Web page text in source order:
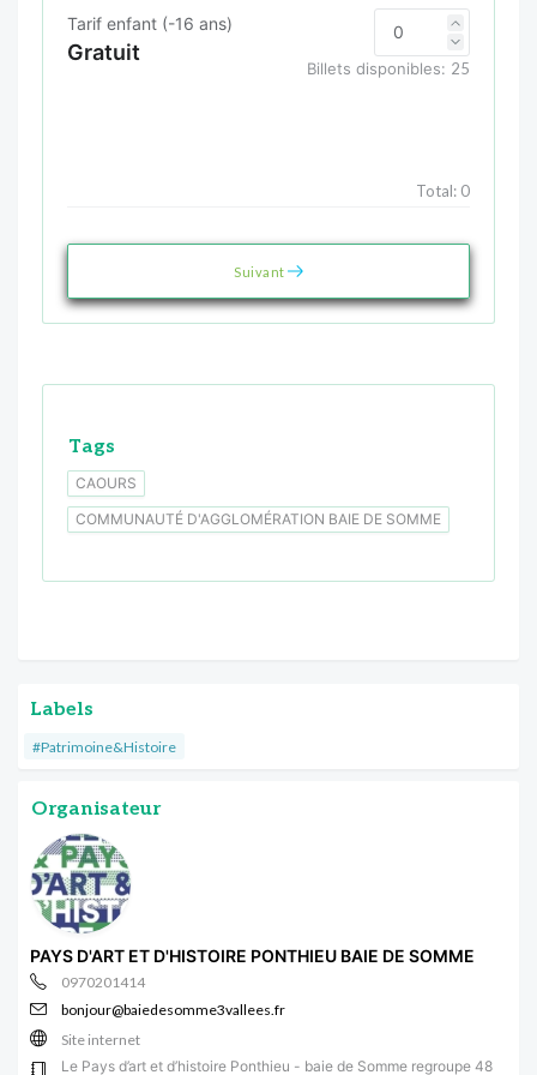
Tarif enfant (-16 ans)
Gratuit
Billets disponibles: 25
Total: 0
Suivant
Tags
CAOURS
COMMUNAUTÉ D'AGGLOMÉRATION BAIE DE SOMME
Labels
#Patrimoine&Histoire
Organisateur
PAYS D'ART ET D'HISTOIRE PONTHIEU BAIE DE SOMME
0970201414
bonjour@baiedesomme3vallees.fr
Site internet
Le Pays d’art et d’histoire Ponthieu - baie de Somme regroupe 48